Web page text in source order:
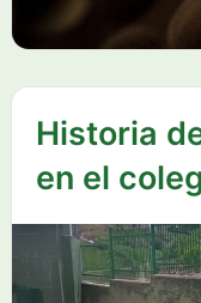
Historia
en el